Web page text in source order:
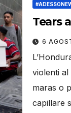
Tears
6
violenti
maras o
capillare